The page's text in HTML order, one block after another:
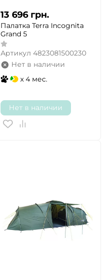
13 696 грн.
Палатка Terra Incognita
Grand 5
Артикул 4823081500230
Нет в наличии
x 4 мес.
Нет в наличии